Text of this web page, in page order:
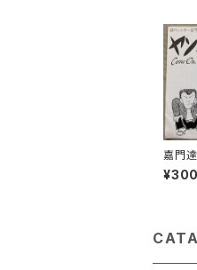
嘉門
兄ちゃ
¥300